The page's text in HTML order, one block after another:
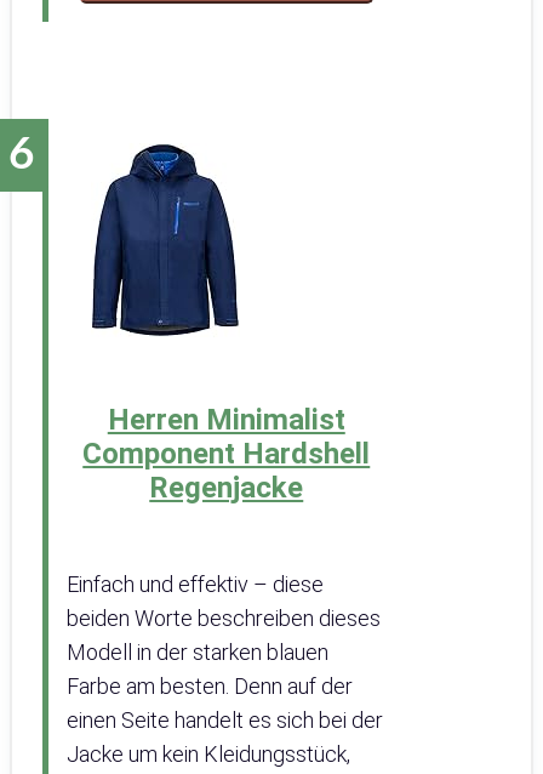
Herren Minimalist
Component Hardshell
Regenjacke
Einfach und effektiv – diese
beiden Worte beschreiben dieses
Modell in der starken blauen
Farbe am besten. Denn auf der
einen Seite handelt es sich bei der
Jacke um kein Kleidungsstück,